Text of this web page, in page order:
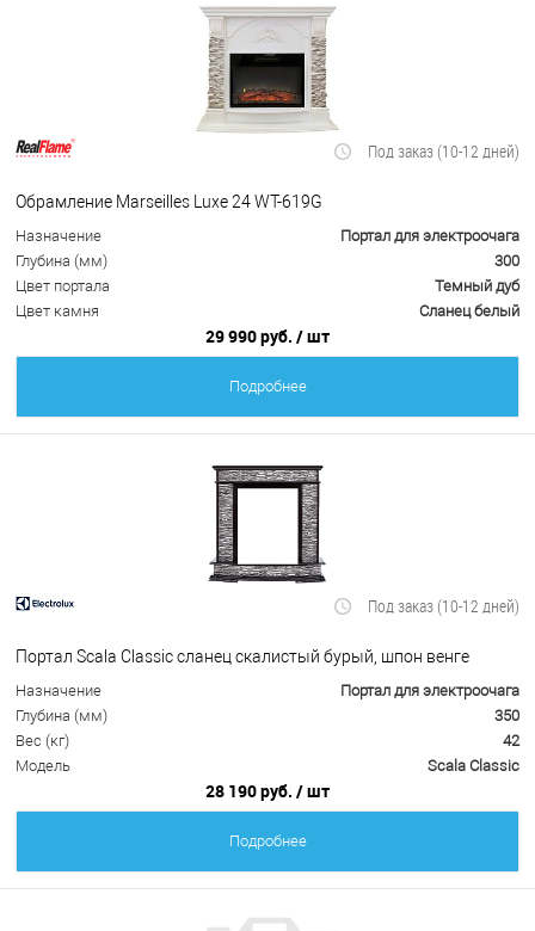
Под заказ (10-12 дней)
Обрамление Marseilles Luxe 24 WT-619G
Назначение
Портал для электроочага
Глубина (мм)
300
Цвет портала
Темный дуб
Цвет камня
Сланец белый
29 990 руб. / шт
Подробнее
Под заказ (10-12 дней)
Портал Scala Classic сланец скалистый бурый, шпон венге
Назначение
Портал для электроочага
Глубина (мм)
350
Вес (кг)
42
Модель
Scala Classic
28 190 руб. / шт
Подробнее